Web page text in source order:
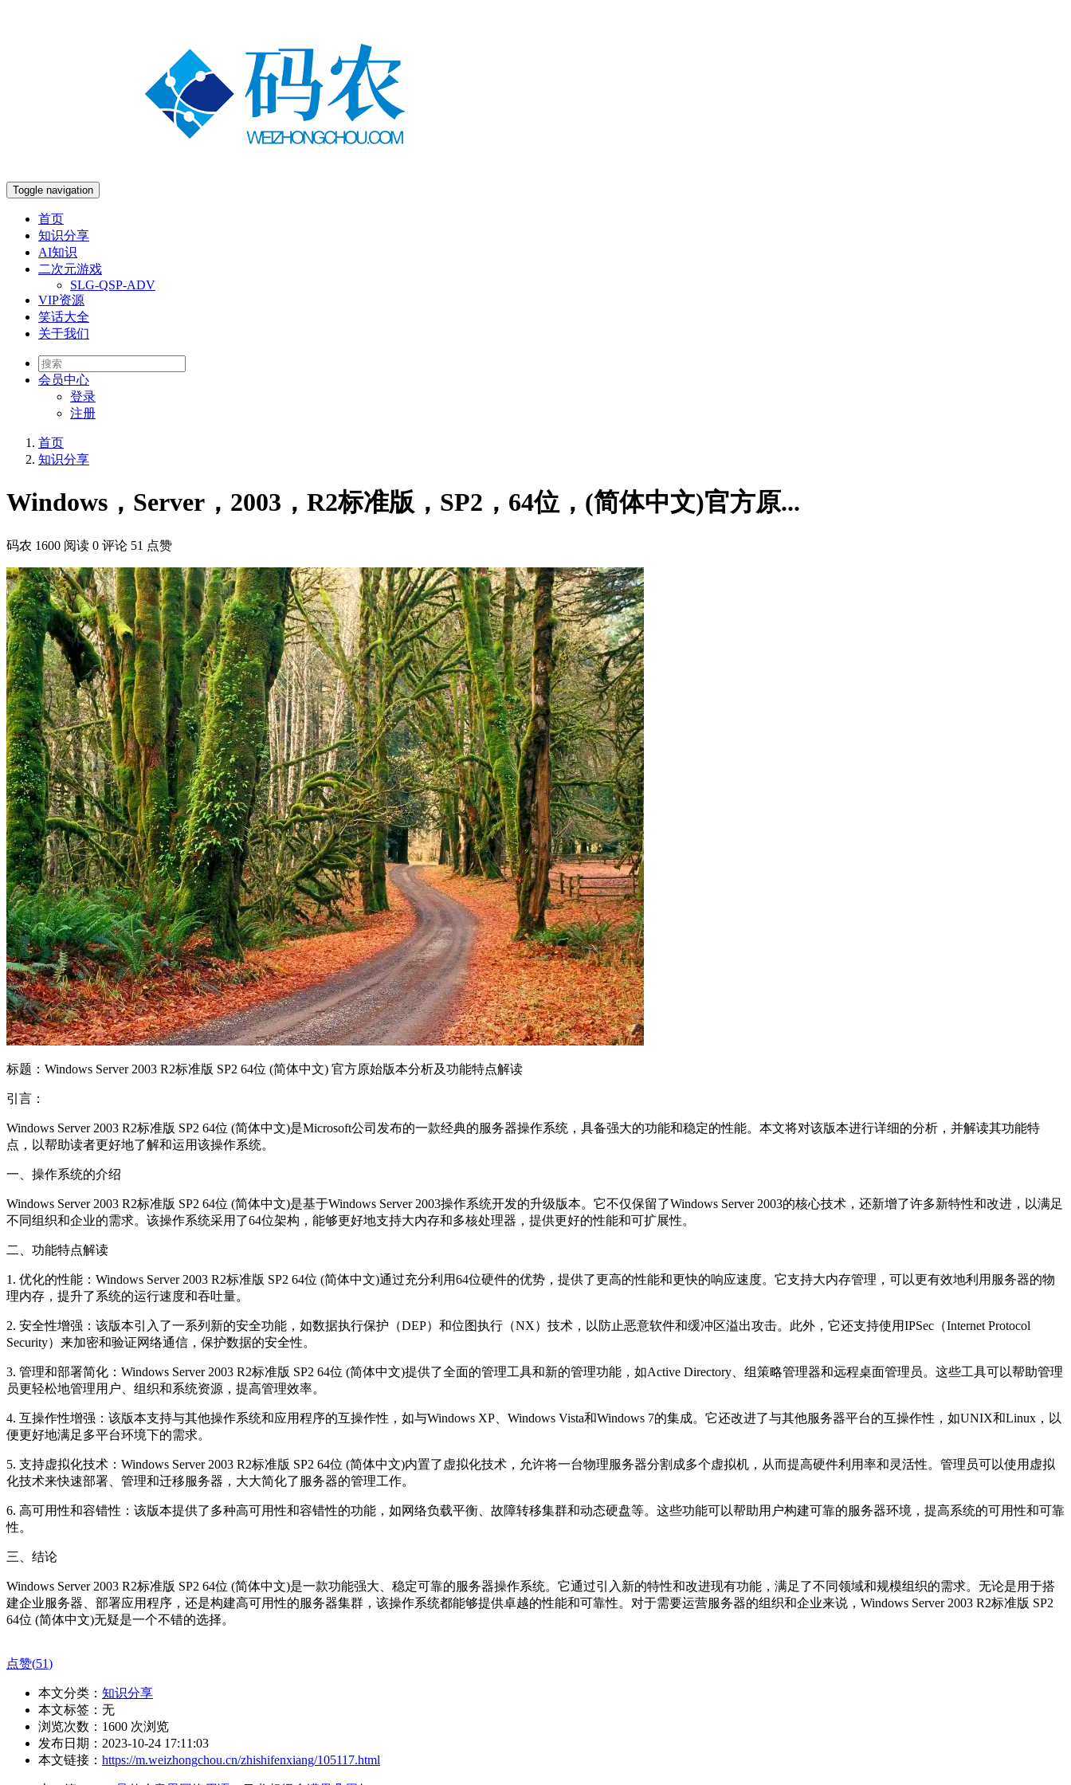
Toggle navigation
首页
知识分享
AI知识
二次元游戏
SLG-QSP-ADV
VIP资源
笑话大全
关于我们
会员中心
登录
注册
首页
知识分享
Windows，Server，2003，R2标准版，SP2，64位，(简体中文)官方原...
码农 1600 阅读 0 评论 51 点赞
标题：Windows Server 2003 R2标准版 SP2 64位 (简体中文) 官方原始版本分析及功能特点解读
引言：
Windows Server 2003 R2标准版 SP2 64位 (简体中文)是Microsoft公司发布的一款经典的服务器操作系统，具备强大的功能和稳定的性能。本文将对该版本进行详细的分析，并解读其功能特
点，以帮助读者更好地了解和运用该操作系统。
一、操作系统的介绍
Windows Server 2003 R2标准版 SP2 64位 (简体中文)是基于Windows Server 2003操作系统开发的升级版本。它不仅保留了Windows Server 2003的核心技术，还新增了许多新特性和改进，以满足
不同组织和企业的需求。该操作系统采用了64位架构，能够更好地支持大内存和多核处理器，提供更好的性能和可扩展性。
二、功能特点解读
1. 优化的性能：Windows Server 2003 R2标准版 SP2 64位 (简体中文)通过充分利用64位硬件的优势，提供了更高的性能和更快的响应速度。它支持大内存管理，可以更有效地利用服务器的物
理内存，提升了系统的运行速度和吞吐量。
2. 安全性增强：该版本引入了一系列新的安全功能，如数据执行保护（DEP）和位图执行（NX）技术，以防止恶意软件和缓冲区溢出攻击。此外，它还支持使用IPSec（Internet Protocol
Security）来加密和验证网络通信，保护数据的安全性。
3. 管理和部署简化：Windows Server 2003 R2标准版 SP2 64位 (简体中文)提供了全面的管理工具和新的管理功能，如Active Directory、组策略管理器和远程桌面管理员。这些工具可以帮助管理
员更轻松地管理用户、组织和系统资源，提高管理效率。
4. 互操作性增强：该版本支持与其他操作系统和应用程序的互操作性，如与Windows XP、Windows Vista和Windows 7的集成。它还改进了与其他服务器平台的互操作性，如UNIX和Linux，以
便更好地满足多平台环境下的需求。
5. 支持虚拟化技术：Windows Server 2003 R2标准版 SP2 64位 (简体中文)内置了虚拟化技术，允许将一台物理服务器分割成多个虚拟机，从而提高硬件利用率和灵活性。管理员可以使用虚拟
化技术来快速部署、管理和迁移服务器，大大简化了服务器的管理工作。
6. 高可用性和容错性：该版本提供了多种高可用性和容错性的功能，如网络负载平衡、故障转移集群和动态硬盘等。这些功能可以帮助用户构建可靠的服务器环境，提高系统的可用性和可靠
性。
三、结论
Windows Server 2003 R2标准版 SP2 64位 (简体中文)是一款功能强大、稳定可靠的服务器操作系统。它通过引入新的特性和改进现有功能，满足了不同领域和规模组织的需求。无论是用于搭
建企业服务器、部署应用程序，还是构建高可用性的服务器集群，该操作系统都能够提供卓越的性能和可靠性。对于需要运营服务器的组织和企业来说，Windows Server 2003 R2标准版 SP2
64位 (简体中文)无疑是一个不错的选择。
点赞(51)
本文分类： 知识分享
本文标签：无
浏览次数： 1600 次浏览
发布日期：2023-10-24 17:11:03
本文链接： https://m.weizhongchou.cn/zhishifenxiang/105117.html